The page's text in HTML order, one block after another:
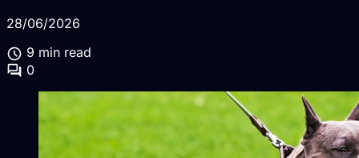
28/06/2026
schedule 9 min read
forum 0